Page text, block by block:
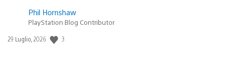
Phil Hornshaw
PlayStation Blog Contributor
Data
29 Luglio, 2026 3